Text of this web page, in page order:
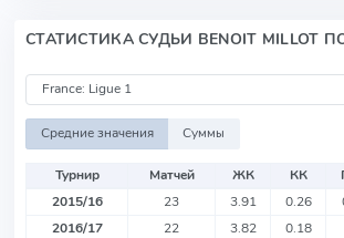
СТАТИСТИКА СУДЬИ BENOIT MILLOT
Средние значения Суммы
Турнир Матчей ЖК КК
2015/16
23 3.91 0.26
2016/17
22 3.82 0.18